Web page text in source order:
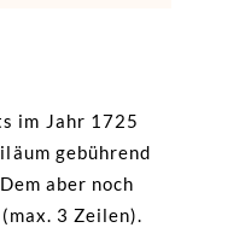
im Jahr 1725
gebührend
aber noch
3 Zeilen).